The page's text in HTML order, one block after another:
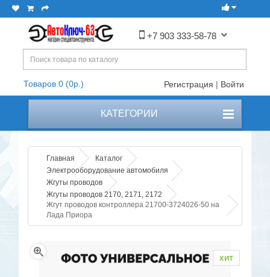
+7 903 333-58-78
Товаров 0 (0р.) Регистрация | Войти
КАТЕГОРИИ
Главная
Каталог
Электрооборудование автомобиля
Жгуты проводов
Жгуты проводов 2170, 2171, 2172
Жгут проводов контроллера 21700-3724026-50 на
Лада Приора
хит